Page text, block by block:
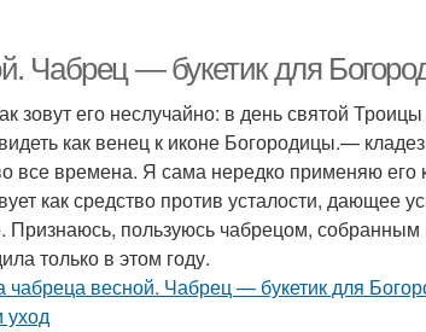
Чабрец — букетик для
зовут его неслучайно: в день святой
как венец к иконе Богородицы.—
все времена. Я сама нередко применяю его
как средство против усталости, дающее
Признаюсь, пользуюсь чабрецом, собранным
только в этом году.